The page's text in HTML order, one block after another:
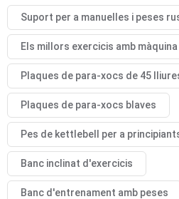
Suport per a manuelles i peses
Els millors exercicis amb
Plaques de para-xocs de 45
Plaques de para-xocs blaves
Pes de kettlebell per a
Banc inclinat d'exercicis
Banc d'entrenament amb peses